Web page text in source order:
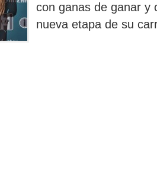
con ganas de ganar y
nueva etapa de su